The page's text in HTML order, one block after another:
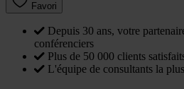
Favori
Depuis 30 ans, votre
conférenciers
Plus de 50 000 clients
L'équipe de consultants la